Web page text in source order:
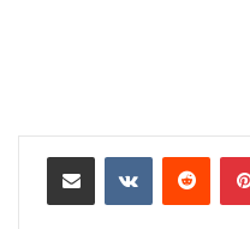
بينتيريست مشاركة عبر البريد